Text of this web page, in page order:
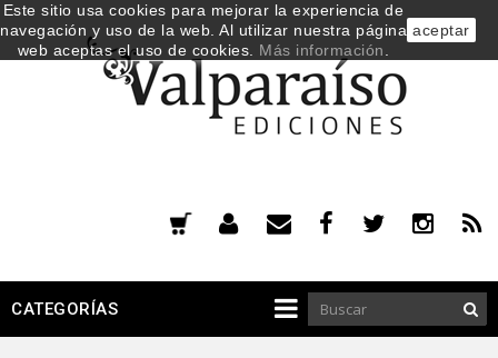
CATEGORÍAS
Este sitio usa cookies para mejorar la experiencia de
navegación y uso de la web. Al utilizar nuestra página
web aceptas el uso de cookies. Más información
aceptar